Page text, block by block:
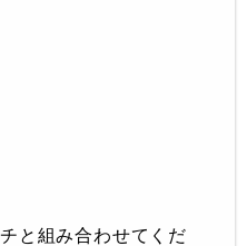
と組み合わせてくだ